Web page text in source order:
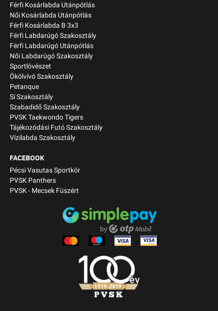
Férfi Kosárlabda Utánpótlás
Női Kosárlabda Utánpótlás
Férfi Kosárlabda B 3x3
Férfi Labdarúgó Szakosztály
Férfi Labdarúgó Utánpótlás
Női Labdarúgó Szakosztály
Sportlövészet
Ökölvívó Szakosztály
Petanque
Sí Szakosztály
Szabadidő Szakosztály
PVSK Taekwondo Tigers
Tájékozódási Futó Szakosztály
Vízilabda Szakosztály
FACEBOOK
Pécsi Vasutas Sportkör
PVSK Panthers
PVSK - Mecsek Füszért